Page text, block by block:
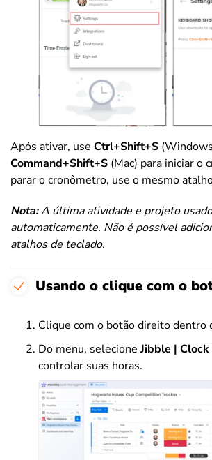
Após ativar, use Ctrl+Shift+S
Command+Shift+S (Mac) para iniciar o
parar o cronômetro, use o mesmo
Nota:A última atividade e projeto
automaticamente. Não é possível
atalhos de teclado.
Usando o clique com o
Clique com o botão direito dentro
Do menu, selecione Jibble | Clock
controlar suas horas.